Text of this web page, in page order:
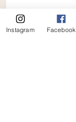
Instagram Facebook